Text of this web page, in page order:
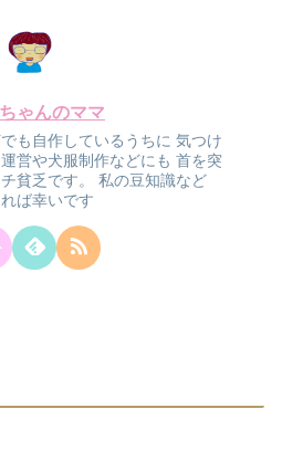
ゃんのママ
も自作しているうちに 気つけ
運営や犬服制作などにも 首を突
貧乏です。
私の豆知識など
ば幸いです